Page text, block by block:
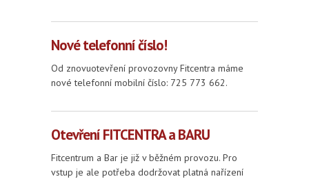
Nové telefonní číslo!
Od znovuotevření provozovny Fitcentra máme
nové telefonní mobilní číslo: 725 773 662.
Otevření FITCENTRA a BARU
Fitcentrum a Bar je již v běžném provozu. Pro
vstup je ale potřeba dodržovat platná nařízení